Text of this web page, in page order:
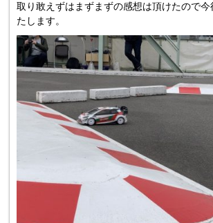
取り敢えずはまずまずの感想は頂けたので
たします。